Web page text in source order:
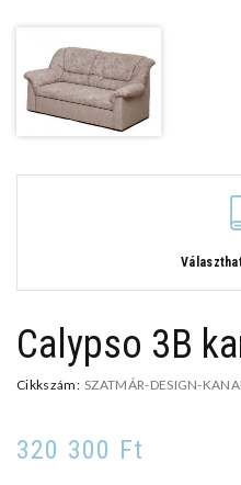
Calypso 3B
Cikkszám: SZATMÁR-DESIGN-
320 300 Ft